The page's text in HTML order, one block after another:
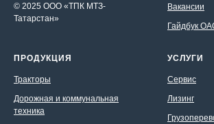
© 2025 ООО «ТПК МТЗ-
Татарстан»
Вакансии
Гайдбук
ПРОДУКЦИЯ
Тракторы
Дорожная и коммунальная
техника
УСЛУГИ
Сервис
Лизинг